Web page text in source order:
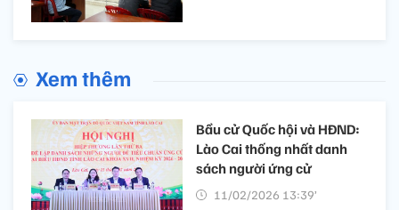
Xem thêm
Bầu cử Quốc hội và HĐND:
Lào Cai thống nhất danh
sách người ứng cử
11/02/2026 13:39’